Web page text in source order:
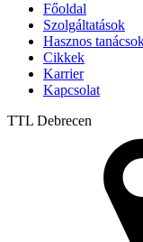
Főoldal
Szolgáltatások
Hasznos
Cikkek
Karrier
Kapcsolat
TTL Debrecen